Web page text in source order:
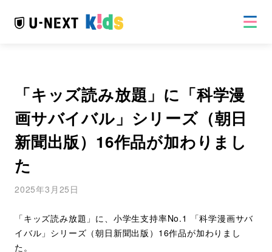
「キッズ読み放題」に「科学漫
画サバイバル」シリーズ（朝日
新聞出版）16作品が加わりまし
た
2025年3月25日
「キッズ読み放題」に、小学生支持率No.1 「科学漫画サバ
イバル」シリーズ（朝日新聞出版）16作品が加わりまし
た。